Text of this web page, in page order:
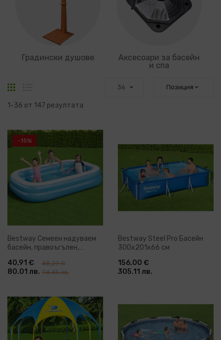
Градински душове
Аксесоари за басейн
и спа
Решетка
1-36 от 147 резултата
-15%
Bestway Семеен надуваем
басейн, правоъгълен,
40,91 €
80.01 лв.
48,29 €
94.45 лв.
Bestway Steel Pro Басейн
300x201x66 см
156,00 €
305.11 лв.